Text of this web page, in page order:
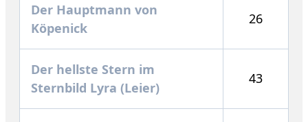
Der Hauptmann von
Köpenick
26
Der hellste Stern im
Sternbild Lyra (Leier)
43